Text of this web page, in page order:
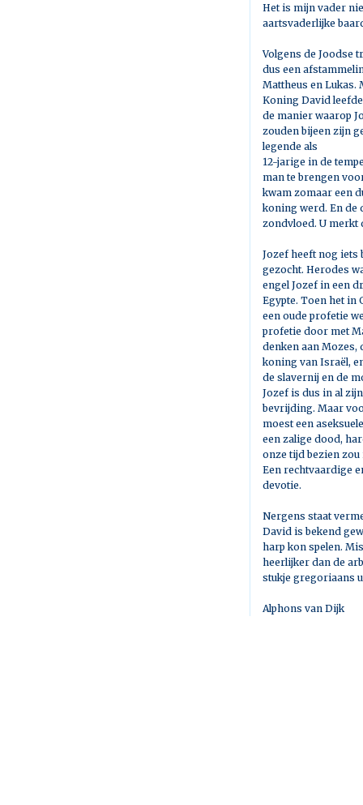
Het is mijn vader
aartsvaderlijke
Volgens de Joodse
dus een
Mattheus en Lukas.
Koning David
de manier waarop
zouden bijeen zijn
legende als
12-jarige in de
man te brengen
kwam zomaar een
koning werd. En de
zondvloed. U merkt
Jozef heeft nog iets
gezocht. Herodes
engel Jozef in een
Egypte. Toen het in
een oude profetie
profetie door met
denken aan Mozes,
koning van Israël,
de slavernij en de
Jozef is dus in al
bevrijding. Maar
moest een
een zalige dood,
onze tijd bezien
Een rechtvaardige
devotie.
Nergens staat
David is bekend
harp kon spelen.
heerlijker dan de
stukje gregoriaans
Alphons van Dijk